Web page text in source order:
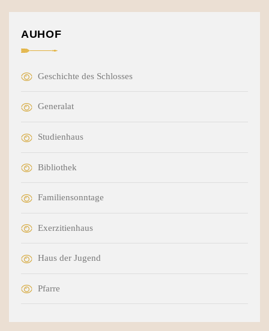
AUHOF
Geschichte des Schlosses
Generalat
Studienhaus
Bibliothek
Familiensonntage
Exerzitienhaus
Haus der Jugend
Pfarre